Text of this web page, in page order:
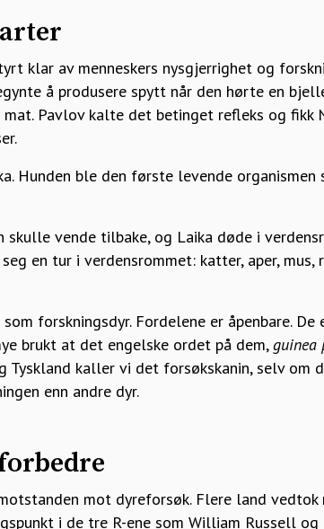
klar av menneskers nysgjerrighet og
å produsere spytt når den hørte en
Pavlov kalte det betinget refleks og fikk
Hunden ble den første levende organismen
skulle vende tilbake, og Laika døde i
en tur i verdensrommet: katter, aper, mus,
forskningsdyr. Fordelene er åpenbare. De
brukt at det engelske ordet på dem,guinea
Tyskland kaller vi det forsøkskanin, selv
enn andre dyr.
mot dyreforsøk. Flere land
i de tre R-ene som William Russell og